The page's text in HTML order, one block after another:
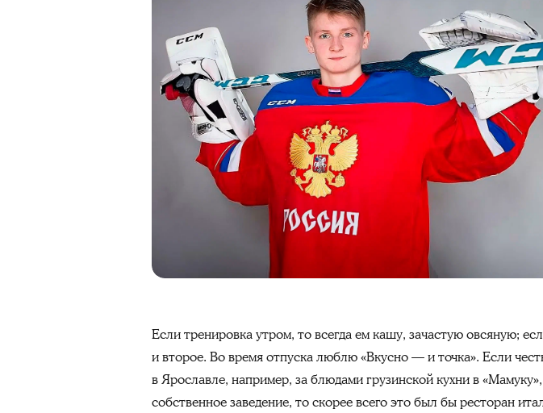
Если тренировка утром, то всегда ем кашу, зачастую овсяную;
и второе. Во время отпуска люблю «Вкусно — и точка». Если
в Ярославле, например, за блюдами грузинской кухни в
собственное заведение, то скорее всего это был бы ресторан